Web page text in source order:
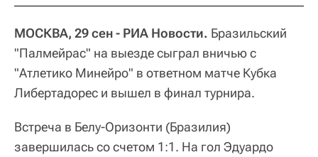
МОСКВА, 29 сен - РИА Новости. Бразильский
"Палмейрас" на выезде сыграл вничью с
"Атлетико Минейро" в ответном матче Кубка
Либертадорес и вышел в финал турнира.
Встреча в Белу-Оризонти (Бразилия)
завершилась со счетом 1:1. На гол Эдуардо